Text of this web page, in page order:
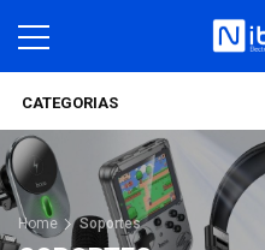
CATEGORIAS
Home Soportes